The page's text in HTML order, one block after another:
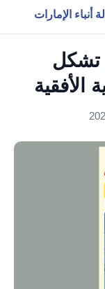
أنباء الإمارات
تشكل
الأفقية